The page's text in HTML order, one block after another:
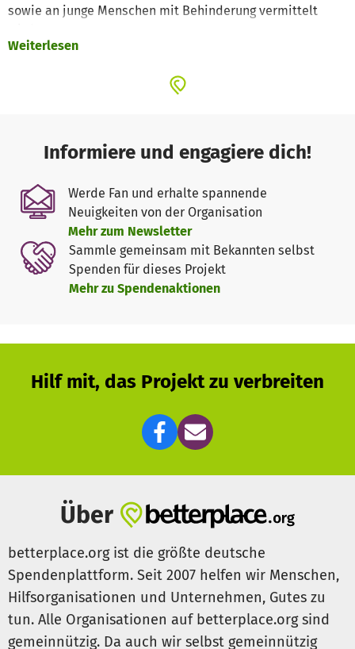
sowie an junge Menschen mit Behinderung vermittelt
Unter ehrenamtlicher Aufsicht von Musikern aus dem
haben die Jugendlichen mehrere Stunden in der Woche
eine günstige Aufnahmemöglichkeit eingebaut werden.
Schließlich ist das Musikmachen ein sozial fruchtbarer
Prozess, bei dem Zuhören und Gegenseitigkeit vom
Wunsch zum Gebot wird. Das ORWOhaus ist so zum
Treffpunkt für mehrere Hundert Jugendliche geworden. Ob
beim Proben, beim Treffen in der ORWOhaus Kantine oder
im Rahmen unserer Veranstaltungen: Wir sind fest
überzeugt, dass der Betrieb des ORWOhauses den
Projektes im sozialen Brennpunkt Marzahn-Hellersdorf so
nicht gegeben sind.
Nun gilt es, diese Chance auch denjenigen zu geben, die
noch nicht den Schritt gemacht haben, eine Band zu
gründen oder gar ein Instrument zu lernen, weil sie nie
Weiterlesen
Informiere und engagiere dich!
Werde Fan und erhalte spannende
Neuigkeiten von der Organisation
Mehr zum Newsletter
Sammle gemeinsam mit Bekannten selbst
Spenden für dieses Projekt
Mehr zu Spendenaktionen
Hilf mit, das Projekt zu verbreiten
Über
betterplace.org ist die größte deutsche
Spendenplattform. Seit 2007 helfen wir Menschen,
Hilfsorganisationen und Unternehmen, Gutes zu
tun. Alle Organisationen auf betterplace.org sind
gemeinnützig. Da auch wir selbst gemeinnützig